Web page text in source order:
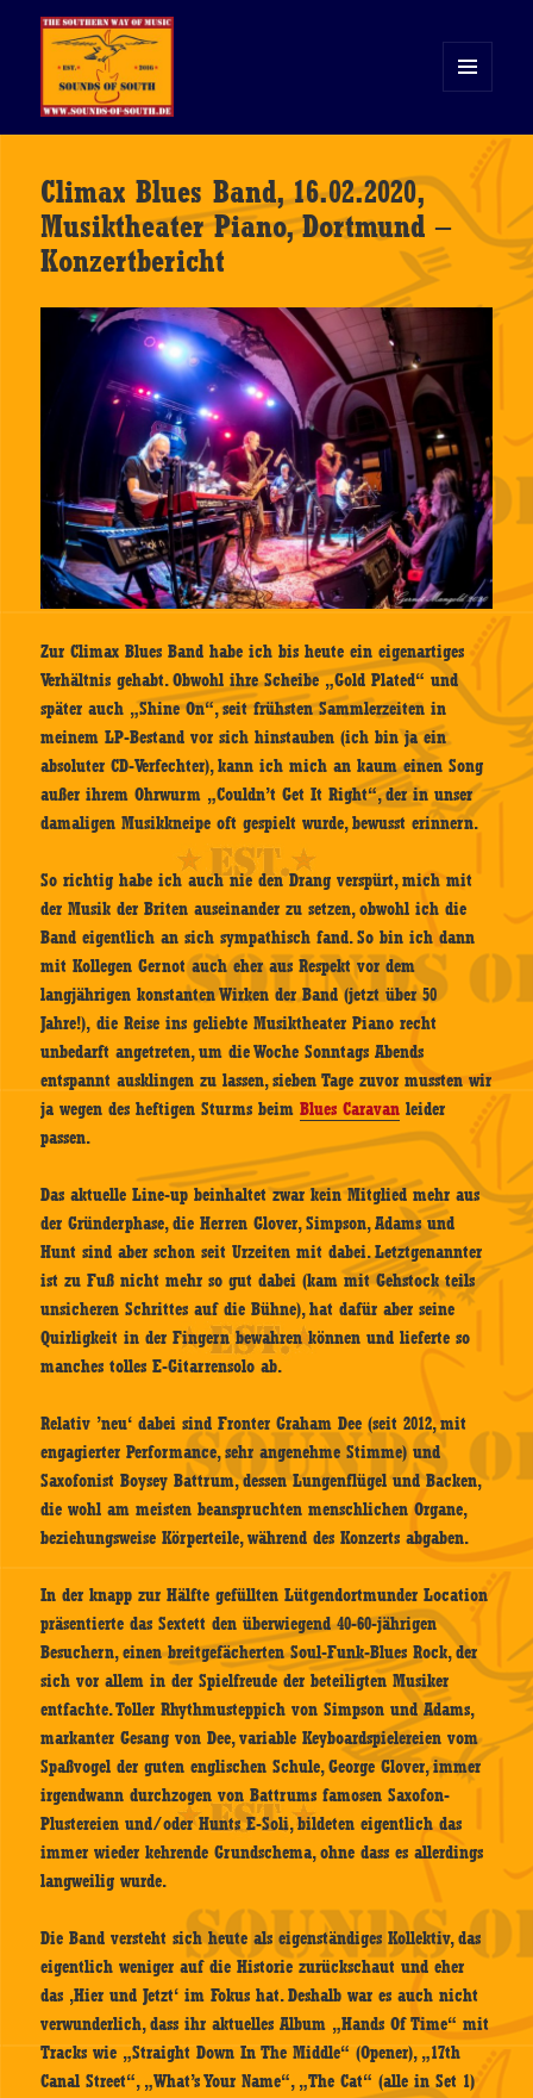
WIDGETS
Climax Blues Band, 16.02.2020,
Musiktheater Piano, Dortmund –
Konzertbericht
Zur Climax Blues Band habe ich bis heute ein eigenartiges
Verhältnis gehabt. Obwohl ihre Scheibe „Gold Plated“ und
später auch „Shine On“, seit frühsten Sammlerzeiten in
meinem LP-Bestand vor sich hinstauben (ich bin ja ein
absoluter CD-Verfechter), kann ich mich an kaum einen Song
außer ihrem Ohrwurm „Couldn’t Get It Right“, der in unser
damaligen Musikkneipe oft gespielt wurde, bewusst erinnern.
So richtig habe ich auch nie den Drang verspürt, mich mit
der Musik der Briten auseinander zu setzen, obwohl ich die
Band eigentlich an sich sympathisch fand. So bin ich dann
mit Kollegen Gernot auch eher aus Respekt vor dem
langjährigen konstanten Wirken der Band (jetzt über 50
Jahre!), die Reise ins geliebte Musiktheater Piano recht
unbedarft angetreten, um die Woche Sonntags Abends
entspannt ausklingen zu lassen, sieben Tage zuvor mussten wir
ja wegen des heftigen Sturms beimBlues Caravan leider
passen.
Das aktuelle Line-up beinhaltet zwar kein Mitglied mehr aus
der Gründerphase, die Herren Glover, Simpson, Adams und
Hunt sind aber schon seit Urzeiten mit dabei. Letztgenannter
ist zu Fuß nicht mehr so gut dabei (kam mit Gehstock teils
unsicheren Schrittes auf die Bühne), hat dafür aber seine
Quirligkeit in der Fingern bewahren können und lieferte so
manches tolles E-Gitarrensolo ab.
Relativ ’neu‘ dabei sind Fronter Graham Dee (seit 2012, mit
engagierter Performance, sehr angenehme Stimme) und
Saxofonist Boysey Battrum, dessen Lungenflügel und Backen,
die wohl am meisten beanspruchten menschlichen Organe,
beziehungsweise Körperteile, während des Konzerts abgaben.
In der knapp zur Hälfte gefüllten Lütgendortmunder Location
präsentierte das Sextett den überwiegend 40-60-jährigen
Besuchern, einen breitgefächerten Soul-Funk-Blues Rock, der
sich vor allem in der Spielfreude der beteiligten Musiker
entfachte. Toller Rhythmusteppich von Simpson und Adams,
markanter Gesang von Dee, variable Keyboardspielereien vom
Spaßvogel der guten englischen Schule, George Glover, immer
irgendwann durchzogen von Battrums famosen Saxofon-
Plustereien und/oder Hunts E-Soli, bildeten eigentlich das
immer wieder kehrende Grundschema, ohne dass es allerdings
langweilig wurde.
Die Band versteht sich heute als eigenständiges Kollektiv, das
eigentlich weniger auf die Historie zurückschaut und eher
das ‚Hier und Jetzt‘ im Fokus hat. Deshalb war es auch nicht
verwunderlich, dass ihr aktuelles Album „Hands Of Time“ mit
Tracks wie „Straight Down In The Middle“ (Opener), „17th
Canal Street“, „What’s Your Name“, „The Cat“ (alle in Set 1)